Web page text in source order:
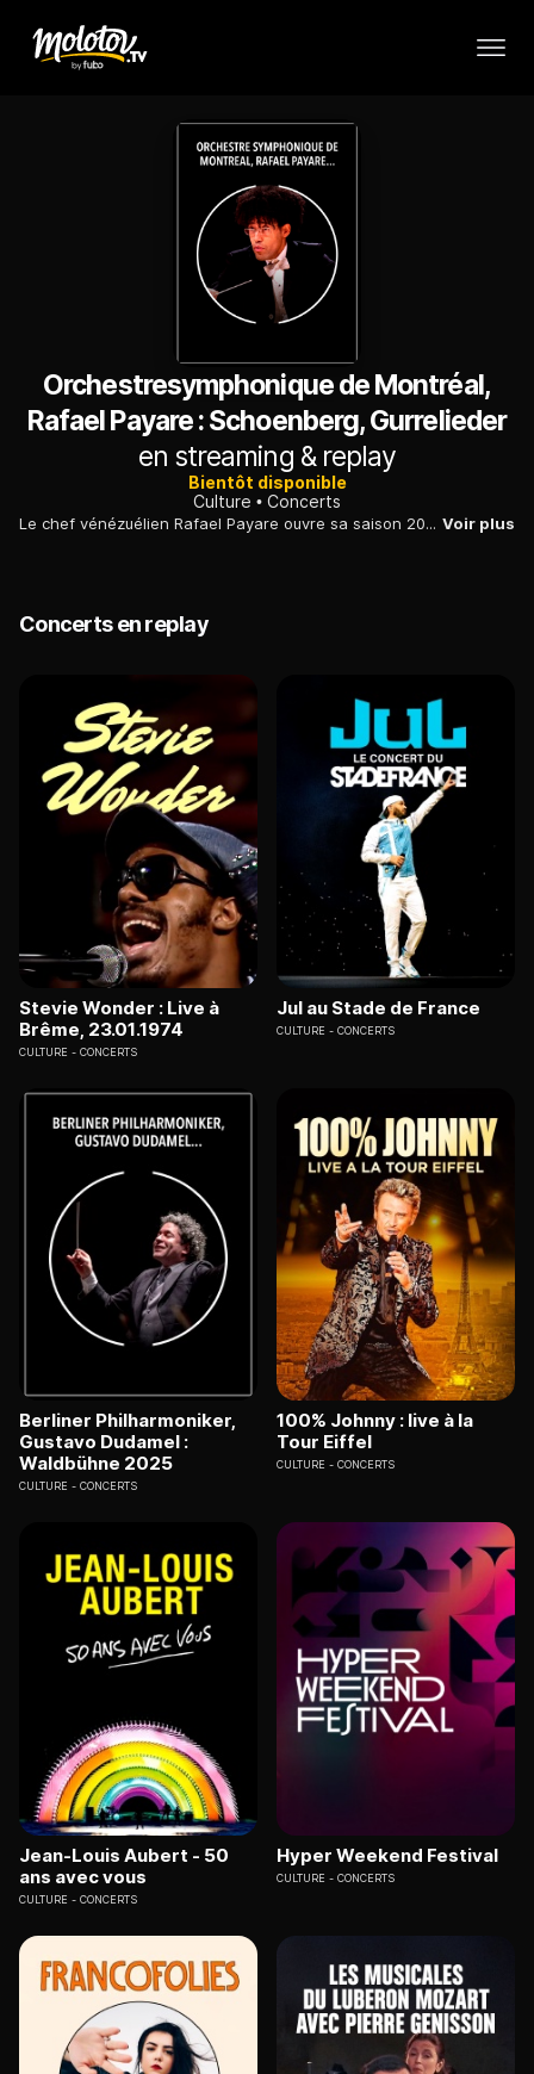
Orchestresymphonique de Montréal,
Rafael Payare : Schoenberg, Gurrelieder
en streaming & replay
Bientôt disponible
Culture
Concerts
Le chef vénézuélien Rafael Payare ouvre sa saison 2024-2025 avec les Gurrelieder de Schoenberg, une oeuvre postromantique qui narre les amours tragiques du roi Waldemar au château de Gurre. Voir plus
Concerts en replay
Stevie Wonder : Live à
Brême, 23.01.1974
CULTURE CONCERTS
Jul au Stade de France
CULTURE CONCERTS
Berliner Philharmoniker,
Gustavo Dudamel :
Waldbühne 2025
CULTURE CONCERTS
100% Johnny : live à la
Tour Eiffel
CULTURE CONCERTS
Jean-Louis Aubert - 50
ans avec vous
CULTURE CONCERTS
Hyper Weekend Festival
CULTURE CONCERTS